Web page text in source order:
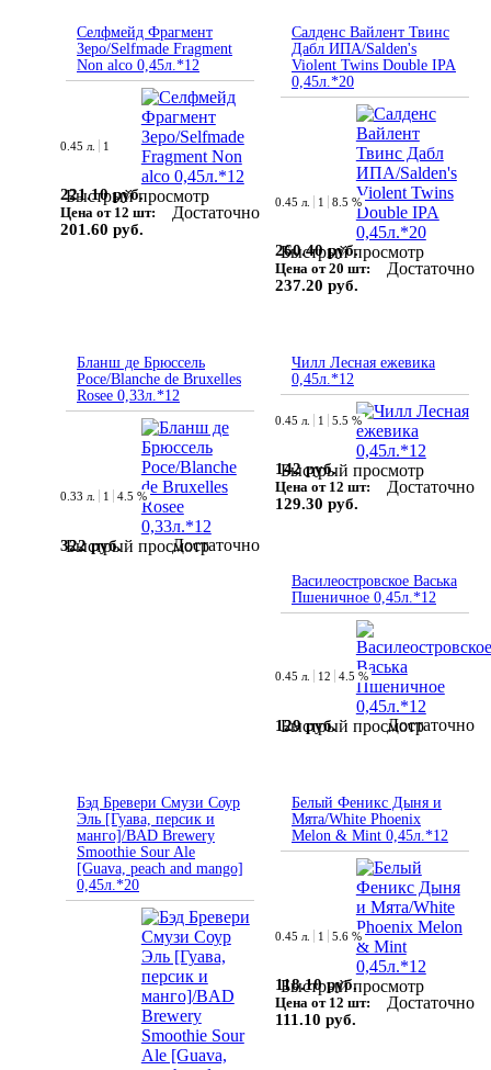
Селфмейд Фрагмент
Зеро/Selfmade Fragment
Non alco 0,45л.*12
Быстрый просмотр
0.45 л. 1
221.10 руб.
Цена от 12 шт:
201.60 руб.
Достаточно
Салденс Вайлент Твинс
Дабл ИПА/Salden's
Violent Twins Double IPA
0,45л.*20
Быстрый просмотр
0.45 л. 1 8.5 %
260.40 руб.
Цена от 20 шт:
237.20 руб.
Достаточно
Бланш де Брюссель
Росе/Blanche de Bruxelles
Rosee 0,33л.*12
Быстрый просмотр
0.33 л. 1 4.5 %
322 руб. Достаточно
Чилл Лесная ежевика
0,45л.*12
Быстрый просмотр
0.45 л. 1 5.5 %
142 руб.
Цена от 12 шт:
129.30 руб.
Достаточно
Василеостровское Васька
Пшеничное 0,45л.*12
Быстрый просмотр
0.45 л. 12 4.5 %
129 руб. Достаточно
Бэд Бревери Смузи Соур
Эль [Гуава, персик и
манго]/BAD Brewery
Smoothie Sour Ale
[Guava, peach and mango]
0,45л.*20
Белый Феникс Дыня и
Мята/White Phoenix
Melon & Mint 0,45л.*12
Быстрый просмотр
0.45 л. 1 5.6 %
118.10 руб.
Цена от 12 шт:
111.10 руб.
Достаточно